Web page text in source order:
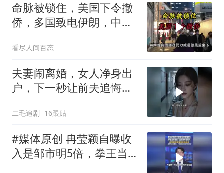
命脉被锁住，美国下令撤
侨，多国致电伊朗，中国
看尽人间百态
夫妻闹离婚，女人净身出
户，下一秒让前夫追悔莫
二毛追剧 16跟贴
#媒体原创 冉莹颖自曝收
入是邹市明5倍，拳王当